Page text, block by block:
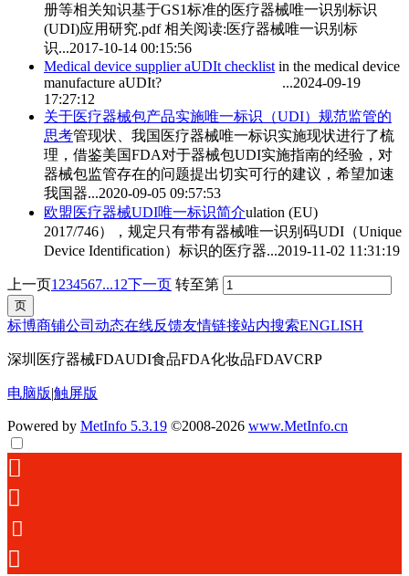
册等相关知识基于GS1标准的医疗器械唯一识别标识
(UDI)应用研究.pdf 相关阅读:医疗器械唯一识别标
识...2017-10-14 00:15:56
Medical device supplier aUDIt checklist in the medical device
manufacture aUDIt? ...2024-09-19
17:27:12
关于医疗器械包产品实施唯一标识（UDI）规范监管的
思考管现状、我国医疗器械唯一标识实施现状进行了梳
理，借鉴美国FDA对于器械包UDI实施指南的经验，对
器械包监管存在的问题提出切实可行的建议，希望加速
我国器...2020-09-05 09:57:53
欧盟医疗器械UDI唯一标识简介ulation (EU)
2017/746），规定只有带有器械唯一识别码UDI （Unique
Device Identification）标识的医疗器...2019-11-02 11:31:19
上一页1 234567...12下一页 转至第
标博商铺公司动态在线反馈友情链接站内搜索ENGLISH
深圳医疗器械FDAUDI食品FDA化妆品FDAVCRP
电脑版|触屏版
Powered by MetInfo 5.3.19 ©2008-2026 www.MetInfo.cn